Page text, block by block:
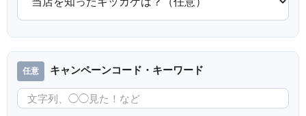
キャンペーンコード・キーワード